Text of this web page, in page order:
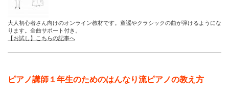
大人初心者さん向けのオンライン教材です。童謡やクラシックの曲が弾けるようにな
ります。全曲サポート付き。
【お試し】こちらの記事へ
ピアノ講師１年生のためのはんなり流ピアノの教え方